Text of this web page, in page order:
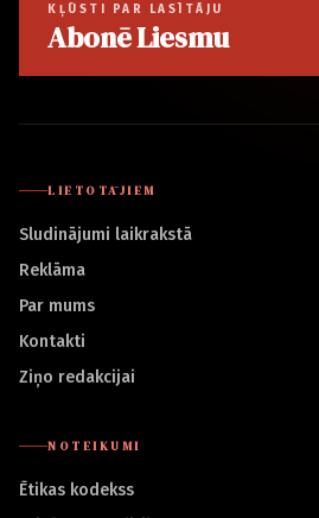
KĻŪSTI PAR LASĪTĀJU
Abonē Liesmu
LIETOTĀJIEM
Sludinājumi laikrakstā
Reklāma
Par mums
Kontakti
Ziņo redakcijai
NOTEIKUMI
Ētikas kodekss